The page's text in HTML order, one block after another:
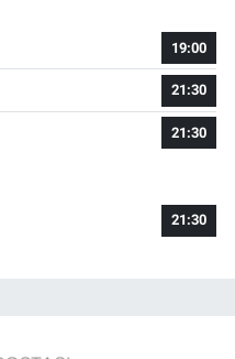
19:00
21:30
21:30
21:30